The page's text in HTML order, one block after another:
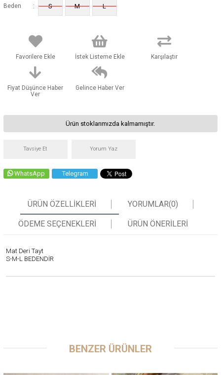
Beden : S M L
Favorilere Ekle İstek Listeme Ekle Karşılaştır
Fiyat Düşünce Haber
Ver
Gelince Haber Ver
Ürün stoklarımızda kalmamıştır.
Tavsiye Et Yorum Yaz
WhatsApp Telegram
ÜRÜN ÖZELLIKLERI YORUMLAR(0)
ÖDEME SEÇENEKLERI ÜRÜN ÖNERILERI
Mat Deri Tayt
S-M-L BEDENDİR
BENZER ÜRÜNLER